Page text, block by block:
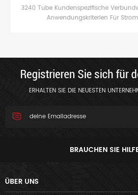
erfüllen die
g10 / g11 Rohr
die
Registrieren Sie sich für
ERHALTEN SIE DIE NEUESTEN
BRAUCHEN SIE
ÜBER UNS